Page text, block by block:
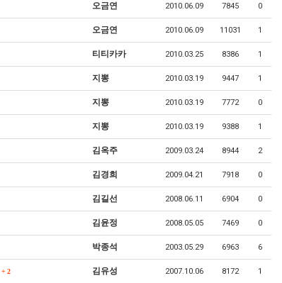
오금연 2010.06.09 7845 0
오금연 2010.06.09 11031 1
티티카카 2010.03.25 8386 1
지뽕 2010.03.19 9447 1
지뽕 2010.03.19 7772 0
지뽕 2010.03.19 9388 1
김옥주 2009.03.24 8944 2
김경희 2009.04.21 7918 0
김길선 2008.06.11 6904 0
김윤정 2008.05.05 7469 0
박종석 2003.05.29 6963 6
+ 2 김유성 2007.10.06 8172 1